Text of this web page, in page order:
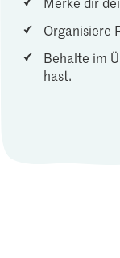
Organisiere
Behalte im
hast.